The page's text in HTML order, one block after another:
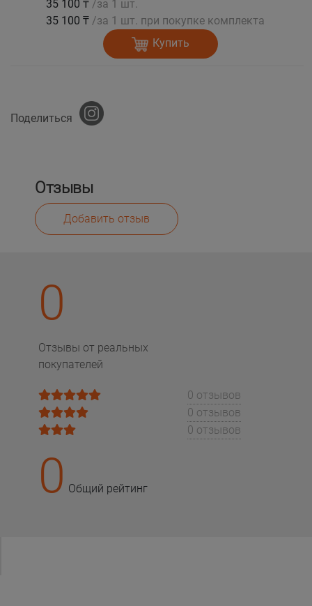
35 100 ₸ /за 1 шт.
35 100 ₸ /за 1 шт. при покупке комплекта
Купить
Поделиться
Отзывы
Добавить отзыв
0
Отзывы от реальных
покупателей
0 отзывов
0 отзывов
0 отзывов
0 Общий рейтинг